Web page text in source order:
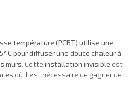
température (PCBT) utilise une
C pour diffuser une douce chaleur à
murs. Cette installation invisible est
où il est nécessaire de gagner de